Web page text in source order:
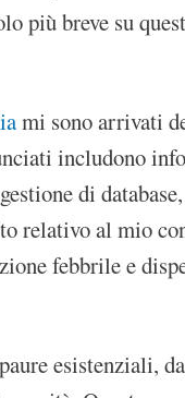
più breve su
mi sono arrivati
includono
di
relativo al mio
febbrile e
esistenziali,